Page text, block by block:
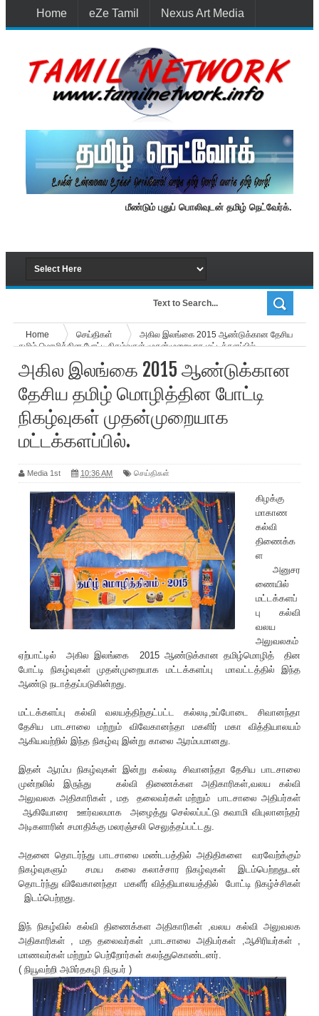
Home eZe Tamil Nexus Art Media
மீண்டும் புதுப் பொலிவுடன் தமிழ் நெட்வேர்க்.
Home செய்திகள்
அகில இலங்கை 2015 ஆண்டுக்கான தேசிய
தமிழ் மொழித்தின போட்டி நிகழ்வுகள் முதன்முறையாக மட்டக்களப்பில்‏.
அகில இலங்கை 2015 ஆண்டுக்கான
தேசிய தமிழ் மொழித்தின போட்டி
நிகழ்வுகள் முதன்முறையாக
மட்டக்களப்பில்‏.
Media 1st 10:36 AM செய்திகள்
கிழக்கு
மாகாண
கல்வி
திணைக்க
ள
அனுசர
ணையில்
மட்டக்களப்
பு கல்வி
வலய
அலுவலகம்
ஏற்பாட்டில் அகில இலங்கை 2015 ஆண்டுக்கான தமிழ்மொழித் தின
போட்டி நிகழ்வுகள் முதன்முறையாக மட்டக்களப்பு மாவட்டத்தில் இந்த
ஆண்டு நடாத்தப்படுகின்றது.
மட்டக்களப்பு கல்வி வலயத்திற்குட்பட்ட கல்லடி,உப்போடை சிவானந்தா
தேசிய பாடசாலை மற்றும் விவேகானந்தா மகளிர் மகா வித்தியாலயம்
ஆகியவற்றில் இந்த நிகழ்வு இன்று காலை ஆரம்பமானது.
இதன் ஆரம்ப நிகழ்வுகள் இன்று கல்லடி சிவானந்தா தேசிய பாடசாலை
முன்றலில் இருந்து கல்வி திணைக்கள அதிகாரிகள்,வலய கல்வி
அலுவலக அதிகாரிகள் , மத தலைவர்கள் மற்றும் பாடசாலை அதிபர்கள்
ஆகியோரை ஊர்வலமாக அழைத்து செல்லப்பட்டு சுவாமி விபுலானந்தர்
அடிகளாரின் சமாதிக்கு மலரஞ்சலி செலுத்தப்பட்டது.
அதனை தொடர்ந்து பாடசாலை மண்டபத்தில் அதிதிகளை வரவேற்க்கும்
நிகழ்வுகளும் சமய கலை கலாச்சார நிகழ்வுகள் இடம்பெற்றதுடன்
தொடர்ந்து விவேகானந்தா மகளீர் வித்தியாலயத்தில் போட்டி நிகழ்ச்சிகள்
இடம்பெற்றது.
இந் நிகழ்வில் கல்வி திணைக்கள அதிகாரிகள் ,வலய கல்வி அலுவலக
அதிகாரிகள் , மத தலைவர்கள் ,பாடசாலை அதிபர்கள் ,ஆசிரியர்கள் ,
மாணவர்கள் மற்றும் பெற்றோர்கள் கலந்துகொண்டனர்.
( நியூவற்றி‬ அமிர்தகழி நிருபர் )